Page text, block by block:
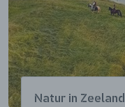
Natur in Zeeland